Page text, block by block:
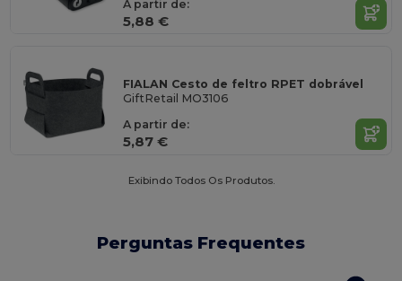
A partir de:
5,88 €
FIALAN Cesto de feltro RPET dobrável
GiftRetail MO3106
A partir de:
5,87 €
Exibindo Todos Os Produtos.
Perguntas Frequentes